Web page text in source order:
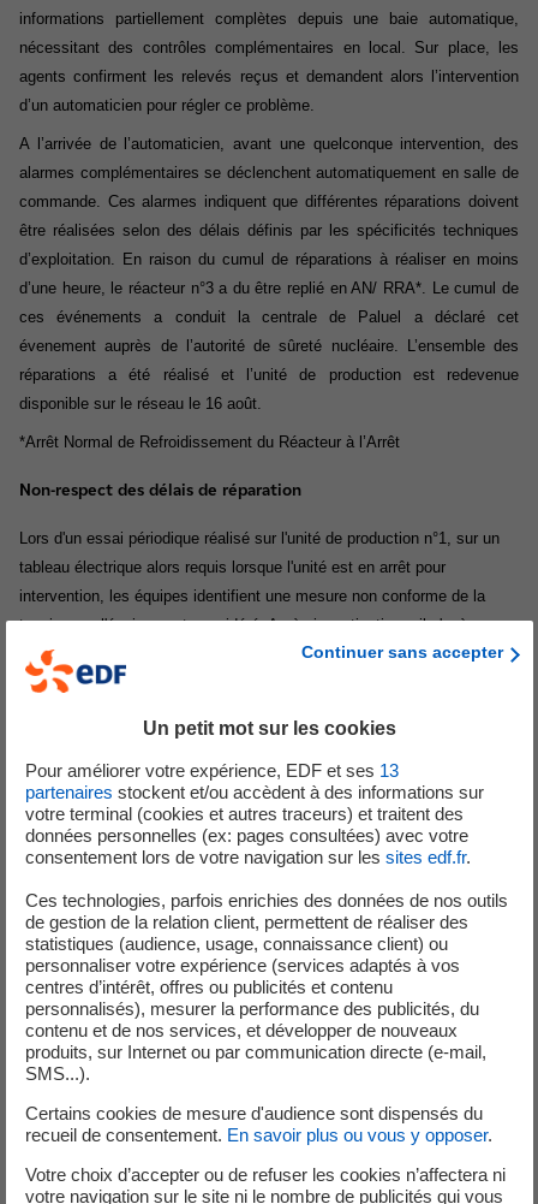
informations partiellement complètes depuis une baie automatique,
nécessitant des contrôles complémentaires en local. Sur place, les
agents confirment les relevés reçus et demandent alors l’intervention
d’un automaticien pour régler ce problème.
A l’arrivée de l’automaticien, avant une quelconque intervention, des
alarmes complémentaires se déclenchent automatiquement en salle de
commande. Ces alarmes indiquent que différentes réparations doivent
être réalisées selon des délais définis par les spécificités techniques
d’exploitation. En raison du cumul de réparations à réaliser en moins
d’une heure, le réacteur n°3 a du être replié en AN/ RRA*. Le cumul de
ces événements a conduit la centrale de Paluel a déclaré cet
évenement auprès de l’autorité de sûreté nucléaire. L’ensemble des
réparations a été réalisé et l’unité de production est redevenue
disponible sur le réseau le 16 août.
*Arrêt Normal de Refroidissement du Réacteur à l’Arrêt
Non-respect des délais de réparation
Lors d'un essai périodique réalisé sur l'unité de production n°1, sur un
tableau électrique alors requis lorsque l'unité est en arrêt pour
intervention, les équipes identifient une mesure non conforme de la
tension sur l'équipement considéré. Après investigations, il s'avère que
pendant 3 heures, la pression du circuit primaire n'était pas conforme
aux Spécifications Techniques d'Exploitations (STE) de la centrale pour
constatent qu'un fusible, mal positionné, est à l'origine de la mesure
non conforme de tension. Le fusible est repositionné de manière
conforme. L'essais périodique a été refait et déclaré concluant.
Dépassement du délai de réparation sur un réglage de carte
Le 1er juillet 2024, dans le cadre de travaux de maintenance, le
système DEG* est consigné sur l’unité de production n°1. Le
lendemain, comme initialement prévu, la maintenance préventive est
réalisée et les réglages des cartes électroniques associés sont vérifiés.
Le 14 août, alors que l’unité de production s’arrête pour maintenance,
une alarme apparait en salle de commande sur ce même système. Les
électroniques ne sont pas conformes. Ils sont donc aussitôt repris. Le
équipes de la centrale nucléaire de Paluel a déclaré cet événement
Continuer sans accepter
Un petit mot sur les cookies
Pour améliorer votre expérience, EDF et ses 13
partenaires stockent et/ou accèdent à des informations sur
votre terminal (cookies et autres traceurs) et traitent des
données personnelles (ex: pages consultées) avec votre
consentement lors de votre navigation sur les sites edf.fr.
Ces technologies, parfois enrichies des données de nos outils
de gestion de la relation client, permettent de réaliser des
statistiques (audience, usage, connaissance client) ou
personnaliser votre expérience (services adaptés à vos
centres d’intérêt, offres ou publicités et contenu
personnalisés), mesurer la performance des publicités, du
contenu et de nos services, et développer de nouveaux
produits, sur Internet ou par communication directe (e-mail,
SMS...).
Certains cookies de mesure d'audience sont dispensés du
recueil de consentement. En savoir plus ou vous y opposer.
Votre choix d’accepter ou de refuser les cookies n’affectera ni
votre navigation sur le site ni le nombre de publicités qui vous